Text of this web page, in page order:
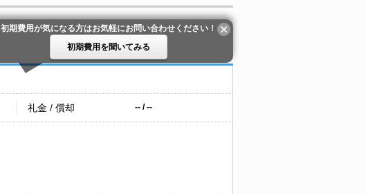
初期費用が気になる方はお気軽にお問い合わせください！
初期費用を聞いてみる
礼金 / 償却 -- / --